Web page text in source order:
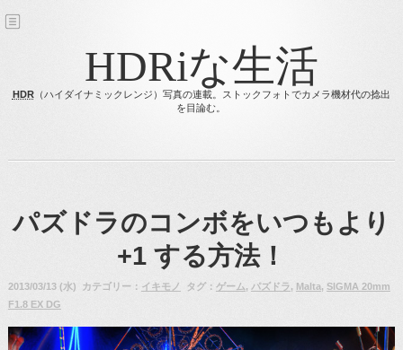
HDRiな生活
HDR（ハイダイナミックレンジ）写真の連載。ストックフォトでカメラ機材代の捻出
を目論む。
パズドラのコンボをいつもより
+1 する方法！
2013/03/13 (水) カテゴリー： イキモノ タグ： ゲーム, パズドラ, Malta, SIGMA 20mm
F1.8 EX DG